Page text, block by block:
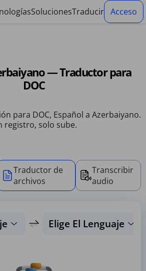
SolucionesTraducir Acceso
— Traductor para
DOC
para DOC, Español a Azerbaiyano.
registro, solo sube.
Traductor de
archivos
Transcribir
audio
Elige El Lenguaje